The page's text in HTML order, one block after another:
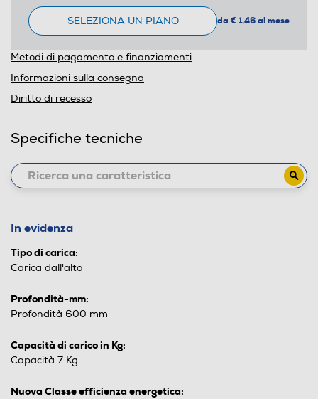
SELEZIONA UN PIANO da € 1,46 al mese
Metodi di pagamento e finanziamenti
Informazioni sulla consegna
Diritto di recesso
Specifiche tecniche
In evidenza
Tipo di carica:
Carica dall'alto
Profondità-mm:
Profondità 600 mm
Capacità di carico in Kg:
Capacità 7 Kg
Nuova Classe efficienza energetica: